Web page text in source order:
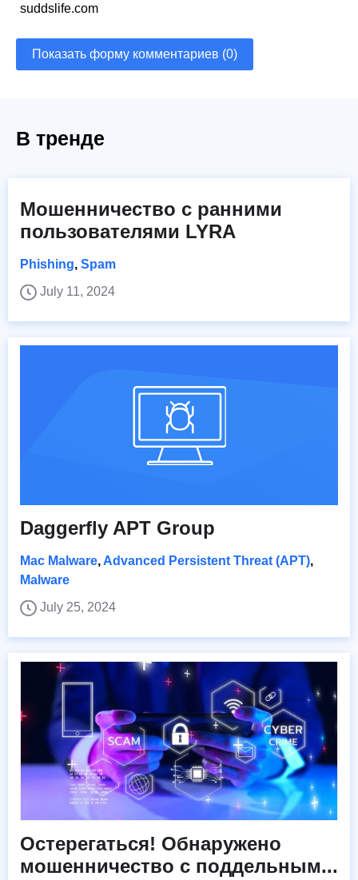
suddslife.com
Показать форму комментариев (0)
В тренде
Мошенничество с ранними
пользователями LYRA
Phishing, Spam
July 11, 2024
Daggerfly APT Group
Mac Malware, Advanced Persistent Threat (APT),
Malware
July 25, 2024
Остерегаться! Обнаружено
мошенничество с поддельным...